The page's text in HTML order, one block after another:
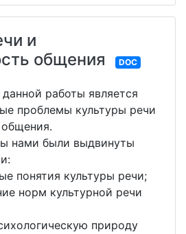
и
общения
DOC
работы является
проблемы культуры речи
нами были выдвинуты
понятия культуры речи;
норм культурной речи
природу